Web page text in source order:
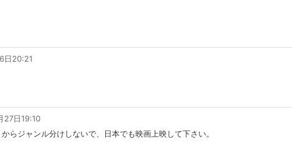
日20:21
27日19:10
らジャンル分けしないで、日本でも映画上映して下さい。